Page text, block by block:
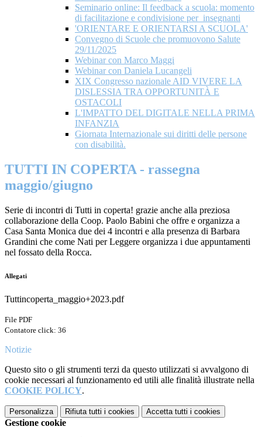
Seminario online: Il feedback a scuola: momento
di facilitazione e condivisione per insegnanti
'ORIENTARE E ORIENTARSI A SCUOLA'
Convegno di Scuole che promuovono Salute
29/11/2025
Webinar con Marco Maggi
Webinar con Daniela Lucangeli
XIX Congresso nazionale AID VIVERE LA
DISLESSIA TRA OPPORTUNITÀ E
OSTACOLI
L'IMPATTO DEL DIGITALE NELLA PRIMA
INFANZIA
Giornata Internazionale sui diritti delle persone
con disabilità.
TUTTI IN COPERTA - rassegna
maggio/giugno
Serie di incontri di Tutti in coperta! grazie anche alla preziosa
collaborazione della Coop. Paolo Babini che offre e organizza a
Casa Santa Monica due dei 4 incontri e alla presenza di Barbara
Grandini che come Nati per Leggere organizza i due appuntamenti
nel fossato della Rocca.
Allegati
Tuttincoperta_maggio+2023.pdf
File PDF
Contatore click: 36
Notizie
Questo sito o gli strumenti terzi da questo utilizzati si avvalgono di
cookie necessari al funzionamento ed utili alle finalità illustrate nella
COOKIE POLICY.
Personalizza Rifiuta tutti i cookies Accetta tutti i cookies
Gestione cookie